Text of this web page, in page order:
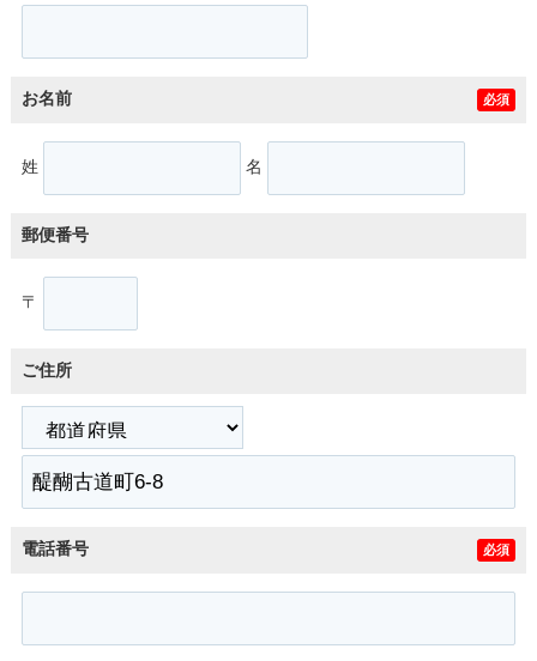
お名前 必須
姓 名
郵便番号
〒
ご住所
電話番号 必須